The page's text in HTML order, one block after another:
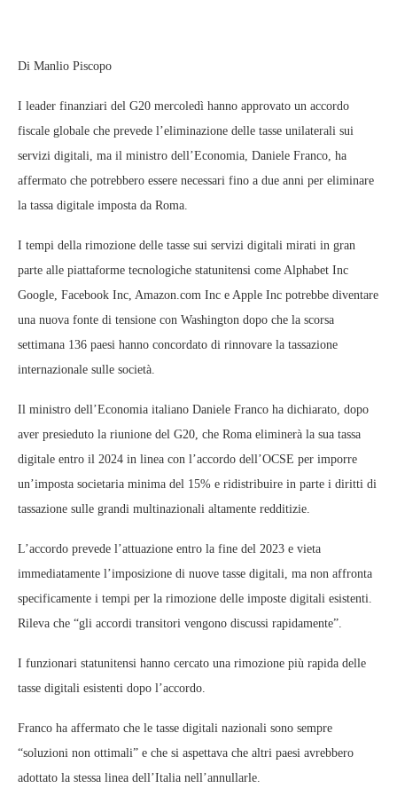
Di Manlio Piscopo
I leader finanziari del G20 mercoledì hanno approvato un accordo
fiscale globale che prevede l’eliminazione delle tasse unilaterali sui
servizi digitali, ma il ministro dell’Economia, Daniele Franco, ha
affermato che potrebbero essere necessari fino a due anni per eliminare
la tassa digitale imposta da Roma.
I tempi della rimozione delle tasse sui servizi digitali mirati in gran
parte alle piattaforme tecnologiche statunitensi come Alphabet Inc
Google, Facebook Inc, Amazon.com Inc e Apple Inc potrebbe diventare
una nuova fonte di tensione con Washington dopo che la scorsa
settimana 136 paesi hanno concordato di rinnovare la tassazione
internazionale sulle società.
Il ministro dell’Economia italiano Daniele Franco ha dichiarato, dopo
aver presieduto la riunione del G20, che Roma eliminerà la sua tassa
digitale entro il 2024 in linea con l’accordo dell’OCSE per imporre
un’imposta societaria minima del 15% e ridistribuire in parte i diritti di
tassazione sulle grandi multinazionali altamente redditizie.
L’accordo prevede l’attuazione entro la fine del 2023 e vieta
immediatamente l’imposizione di nuove tasse digitali, ma non affronta
specificamente i tempi per la rimozione delle imposte digitali esistenti.
Rileva che “gli accordi transitori vengono discussi rapidamente”.
I funzionari statunitensi hanno cercato una rimozione più rapida delle
tasse digitali esistenti dopo l’accordo.
Franco ha affermato che le tasse digitali nazionali sono sempre
“soluzioni non ottimali” e che si aspettava che altri paesi avrebbero
adottato la stessa linea dell’Italia nell’annullarle.